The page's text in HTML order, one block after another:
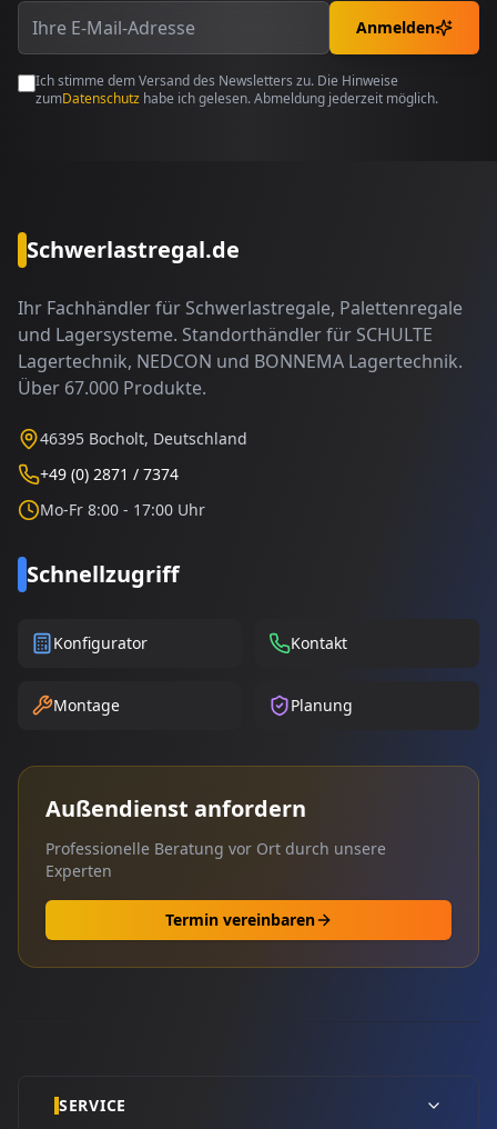
Anmelden
Ich stimme dem Versand des Newsletters zu. Die Hinweise
zumDatenschutz habe ich gelesen. Abmeldung jederzeit möglich.
Schwerlastregal.de
Ihr Fachhändler für Schwerlastregale, Palettenregale
und Lagersysteme. Standorthändler für SCHULTE
Lagertechnik, NEDCON und BONNEMA Lagertechnik.
Über 67.000 Produkte.
46395 Bocholt, Deutschland
+49 (0) 2871 / 7374
Mo-Fr 8:00 - 17:00 Uhr
Schnellzugriff
Konfigurator Kontakt
Montage Planung
Außendienst anfordern
Professionelle Beratung vor Ort durch unsere
Experten
Termin vereinbaren
SERVICE